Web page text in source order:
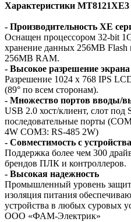
Характеристики MT8121XE3
- Производительность XE
Оснащен процессором 32-bit
хранение данных 256MB
256MB RAM.
- Высокое разрешение
Разрешение 1024 x 768 IPS
(89° по всем сторонам).
- Множество портов вводы/
USB 2.0 хост/клиент, слот под
последовательные порты
4W COM3: RS-485 2W)
- Совместимость с
Поддержка более чем 300
брендов ПЛК и контроллеров.
- Высокая надежность
Промышленный уровень
изоляция питания
устройства в любых суровых
ООО «ФАМ-Электрик»